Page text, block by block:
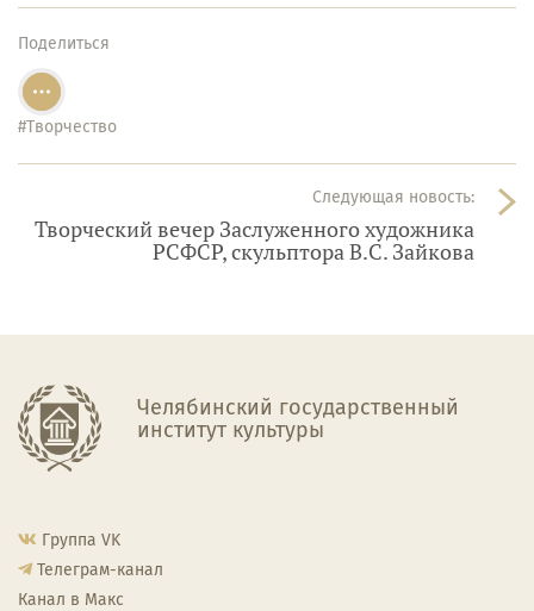
Поделиться
#Творчество
Следующая новость:
Творческий вечер Заслуженного художника
РСФСР, скульптора В.С. Зайкова
Челябинский государственный
институт культуры
Группа VK
Телеграм-канал
Канал в Макс